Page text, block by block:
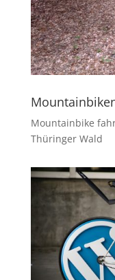
Mountainbike
Thüringer Wald